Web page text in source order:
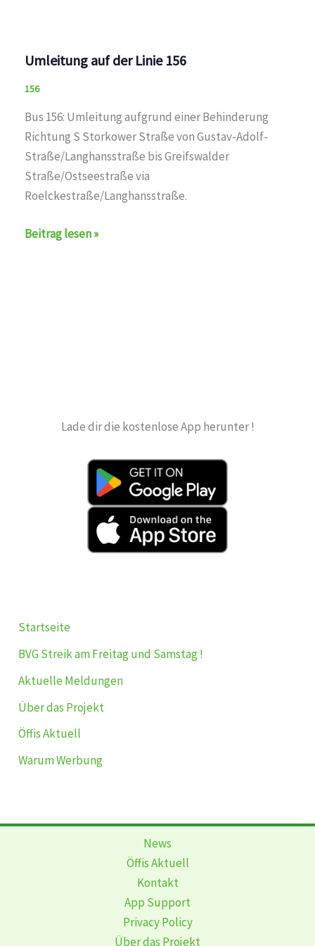
Umleitung auf der Linie 156
156
Bus 156: Umleitung aufgrund einer Behinderung
Richtung S Storkower Straße von Gustav-Adolf-
Straße/Langhansstraße bis Greifswalder
Straße/Ostseestraße via
Roelckestraße/Langhansstraße.
Umleitung
Beitrag lesen »
Lade dir die kostenlose App herunter !
Startseite
BVG Streik am Freitag und Samstag !
Aktuelle Meldungen
Über das Projekt
Öffis Aktuell
Warum Werbung
News
Öffis Aktuell
Kontakt
App Support
Privacy Policy
Über das Projekt